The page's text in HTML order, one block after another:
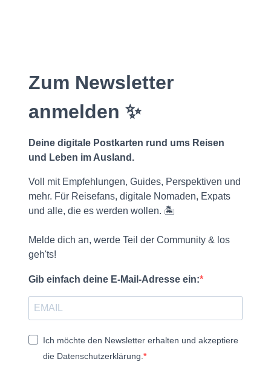
Zum Newsletter
anmelden ✨
Deine digitale Postkarten rund ums Reisen
und Leben im Ausland.
Voll mit Empfehlungen, Guides, Perspektiven und
mehr. Für Reisefans, digitale Nomaden, Expats
und alle, die es werden wollen. 🏝️
Melde dich an, werde Teil der Community & los
geh'ts!
Gib einfach deine E-Mail-Adresse ein:
Ich möchte den Newsletter erhalten und akzeptiere
die Datenschutzerklärung.